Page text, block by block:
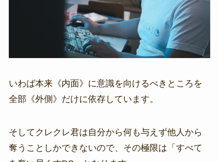
いわば本来《内面》に意識を向けるべきところを
全部《外側》だけに依存しています。
そしてクレクレ君は自分から何も与えず他人から
奪うことしかできないので、その極限は「すべて